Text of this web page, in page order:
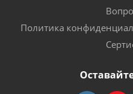
Политика